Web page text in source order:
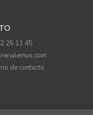
25 11 45
de contacto